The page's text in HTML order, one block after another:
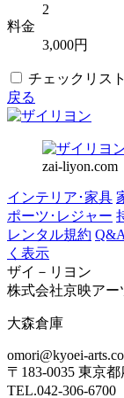
2
料金
3,000円
チェックリス
戻る
zai-liyon.com
インテリア･家具
ポーツ･レジャー
レンタル規約 Q&A
く表示
ザイ－リヨン
株式会社京映アー
大森倉庫
omori@kyoei-
〒183-0035 東京
TEL.042-306-6700